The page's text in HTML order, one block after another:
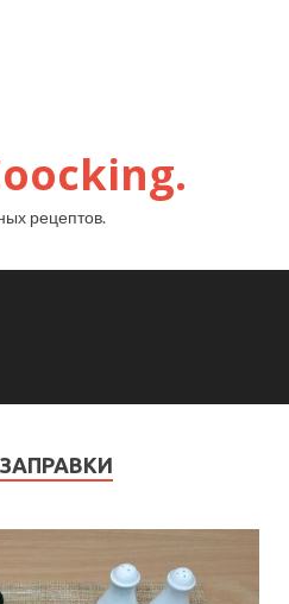
рецептов.